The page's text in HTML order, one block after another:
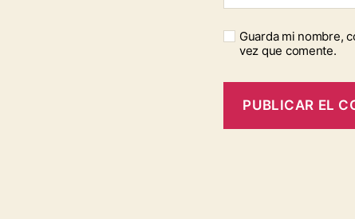
Guarda mi nombre,
vez que comente.